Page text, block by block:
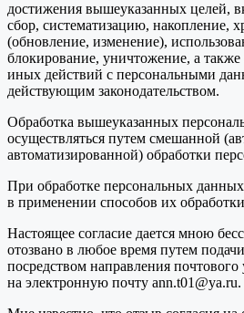
достижения вышеуказанных целей,
сбор, систематизацию, накопление,
(обновление, изменение),
блокирование, уничтожение, а
иных действий с персональными
действующим законодательством.
Обработка вышеуказанных
осуществляться путем смешанной
автоматизированной) обработки
При обработке персональных
в применении способов их
Настоящее согласие дается мною
отозвано в любое время путем
посредством направления
на электронную почту ann.t01@ya.ru.